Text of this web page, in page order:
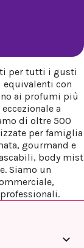
per tutti i gusti
con
ai profumi più
a
di oltre 500
per famiglia
gourmand e
body mist
Siamo un
